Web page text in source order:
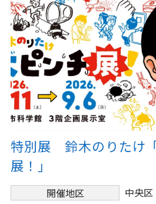
特別展 鈴木のりたけ
展！」
開催地区
中央区